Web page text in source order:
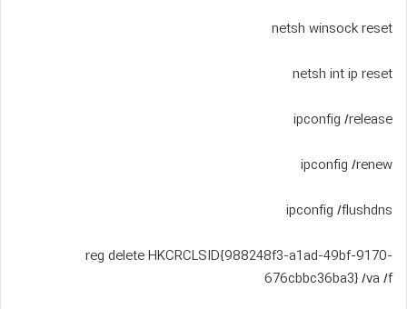
netsh winsock reset
netsh int ip reset
ipconfig /release
ipconfig /renew
ipconfig /flushdns
reg delete HKCRCLSID{988248f3-a1ad-49bf-9170-
676cbbc36ba3} /va /f